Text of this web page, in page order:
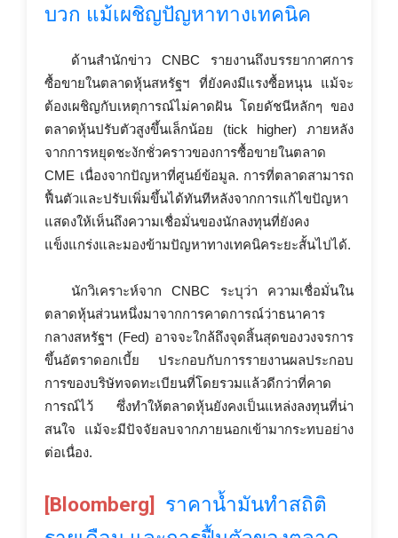
บวก แม้เผชิญปัญหาทางเทคนิค
ด้านสำนักข่าว CNBC รายงานถึงบรรยากาศการ
ซื้อขายในตลาดหุ้นสหรัฐฯ ที่ยังคงมีแรงซื้อหนุน แม้จะ
ต้องเผชิญกับเหตุการณ์ไม่คาดฝัน โดยดัชนีหลักๆ ของ
ตลาดหุ้นปรับตัวสูงขึ้นเล็กน้อย (tick higher) ภายหลัง
จากการหยุดชะงักชั่วคราวของการซื้อขายในตลาด
CME เนื่องจากปัญหาที่ศูนย์ข้อมูล. การที่ตลาดสามารถ
ฟื้นตัวและปรับเพิ่มขึ้นได้ทันทีหลังจากการแก้ไขปัญหา
แสดงให้เห็นถึงความเชื่อมั่นของนักลงทุนที่ยังคง
แข็งแกร่งและมองข้ามปัญหาทางเทคนิคระยะสั้นไปได้.
นักวิเคราะห์จาก CNBC ระบุว่า ความเชื่อมั่นใน
ตลาดหุ้นส่วนหนึ่งมาจากการคาดการณ์ว่าธนาคาร
กลางสหรัฐฯ (Fed) อาจจะใกล้ถึงจุดสิ้นสุดของวงจรการ
ขึ้นอัตราดอกเบี้ย ประกอบกับการรายงานผลประกอบ
การของบริษัทจดทะเบียนที่โดยรวมแล้วดีกว่าที่คาด
การณ์ไว้ ซึ่งทำให้ตลาดหุ้นยังคงเป็นแหล่งลงทุนที่น่า
สนใจ แม้จะมีปัจจัยลบจากภายนอกเข้ามากระทบอย่าง
ต่อเนื่อง.
[Bloomberg]
ราคาน้ำมันทำสถิติ